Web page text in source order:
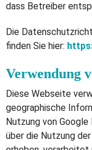
dass Betreiber
Die
finden Sie hier:
Verwendung
Diese Webseite
geographische
Nutzung von
über die Nutzung